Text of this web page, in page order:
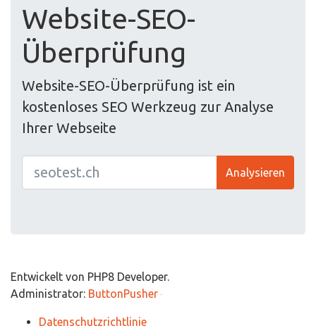
Website-SEO-
Überprüfung
Website-SEO-Überprüfung ist ein
kostenloses SEO Werkzeug zur Analyse
Ihrer Webseite
Analysieren
Entwickelt von PHP8 Developer.
Administrator: ButtonPusher
Datenschutzrichtlinie